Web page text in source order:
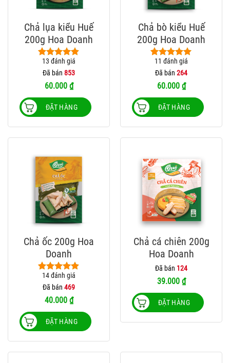
Chả lụa kiểu Huế
200g Hoa Doanh
4.85trên 5
dựa trên
13
13 đánh giá
Đã bán 853
60.000 ₫
ĐẶT HÀNG
Chả bò kiểu Huế
200g Hoa Doanh
4.91trên 5
dựa trên
1111 đánh giá
Đã bán 264
60.000 ₫
ĐẶT HÀNG
Chả ốc 200g Hoa
Doanh
4.86trên 5
dựa trên
14
14đánh giá
Đã bán 469
40.000 ₫
ĐẶT HÀNG
Chả cá chiên 200g
Hoa Doanh
Đã bán 124
39.000 ₫
ĐẶT HÀNG